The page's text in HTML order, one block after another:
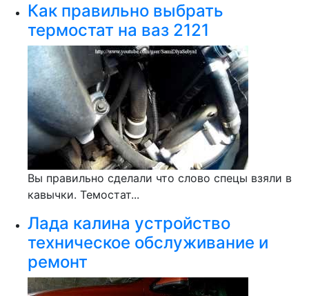
Как правильно выбрать
термостат на ваз 2121
Вы правильно сделали что слово спецы взяли в
кавычки. Темостат...
Лада калина устройство
техническое обслуживание и
ремонт